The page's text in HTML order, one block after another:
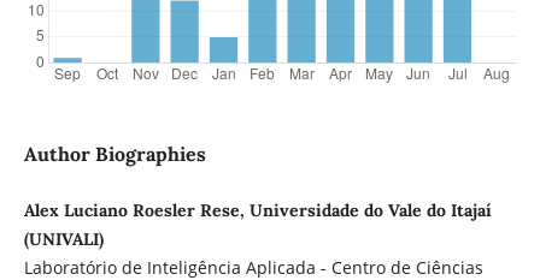
Author Biographies
Alex Luciano Roesler Rese, Universidade do Vale do Itajaí
(UNIVALI)
Laboratório de Inteligência Aplicada - Centro de Ciências